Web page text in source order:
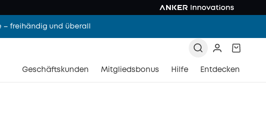
– freihändig und überall
Geschäftskunden Mitgliedsbonus Hilfe Entdecken